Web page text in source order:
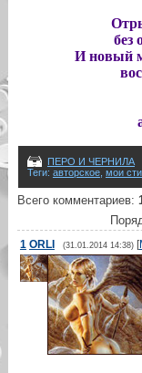
без
И новый
ПЕРО И ЧЕРНИЛА
Теги: авторскoe, мои
Всего комментариев:
1 ORLI (31.01.2014 14:38)[